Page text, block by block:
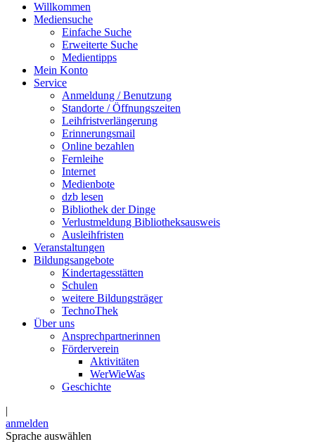
Willkommen
Mediensuche
Einfache Suche
Erweiterte Suche
Medientipps
Mein Konto
Service
Anmeldung / Benutzung
Standorte / Öffnungszeiten
Leihfristverlängerung
Erinnerungsmail
Online bezahlen
Fernleihe
Internet
Medienbote
dzb lesen
Bibliothek der Dinge
Verlustmeldung Bibliotheksausweis
Ausleihfristen
Veranstaltungen
Bildungsangebote
Kindertagesstätten
Schulen
weitere Bildungsträger
TechnoThek
Über uns
Ansprechpartnerinnen
Förderverein
Aktivitäten
WerWieWas
Geschichte
|
anmelden
Sprache auswählen